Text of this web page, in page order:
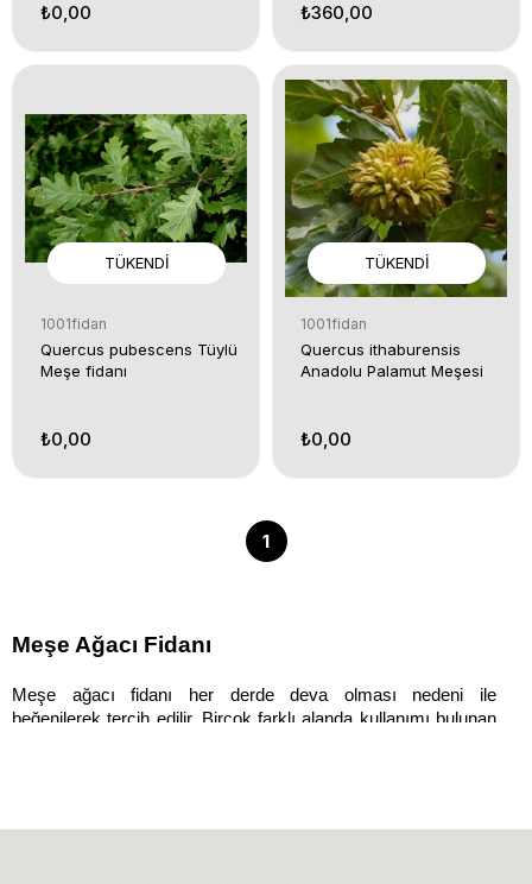
₺0,00 ₺360,00
TÜKENDI
1001fidan
Quercus pubescens Tüylü
Meşe fidanı
₺0,00
TÜKENDI
1001fidan
Quercus ithaburensis
Anadolu Palamut Meşesi
₺0,00
1
Meşe Ağacı Fidanı
Meşe ağacı fidanı her derde deva olması nedeni ile
beğenilerek tercih edilir. Birçok farklı alanda kullanımı bulunan